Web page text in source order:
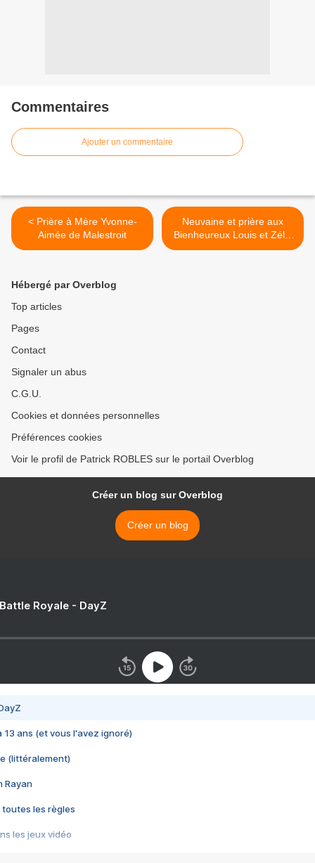
Commentaires
Ajouter un commentaire
< Prière à Mère Yvonne-
Aimée de Malestroit
Neuvaine et prière aux
Bienheureux Louis et Zélie
Martin >
Hébergé par Overblog
Top articles
Pages
Contact
Signaler un abus
C.G.U.
Cookies et données personnelles
Préférences cookies
Voir le profil de Patrick ROBLES sur le portail Overblog
Créer un blog sur Overblog
Créer un blog
Royale - DayZ
13 ans (et vous l'avez ignoré)
(littéralement)
Rayan
toutes les règles
les jeux vidéo